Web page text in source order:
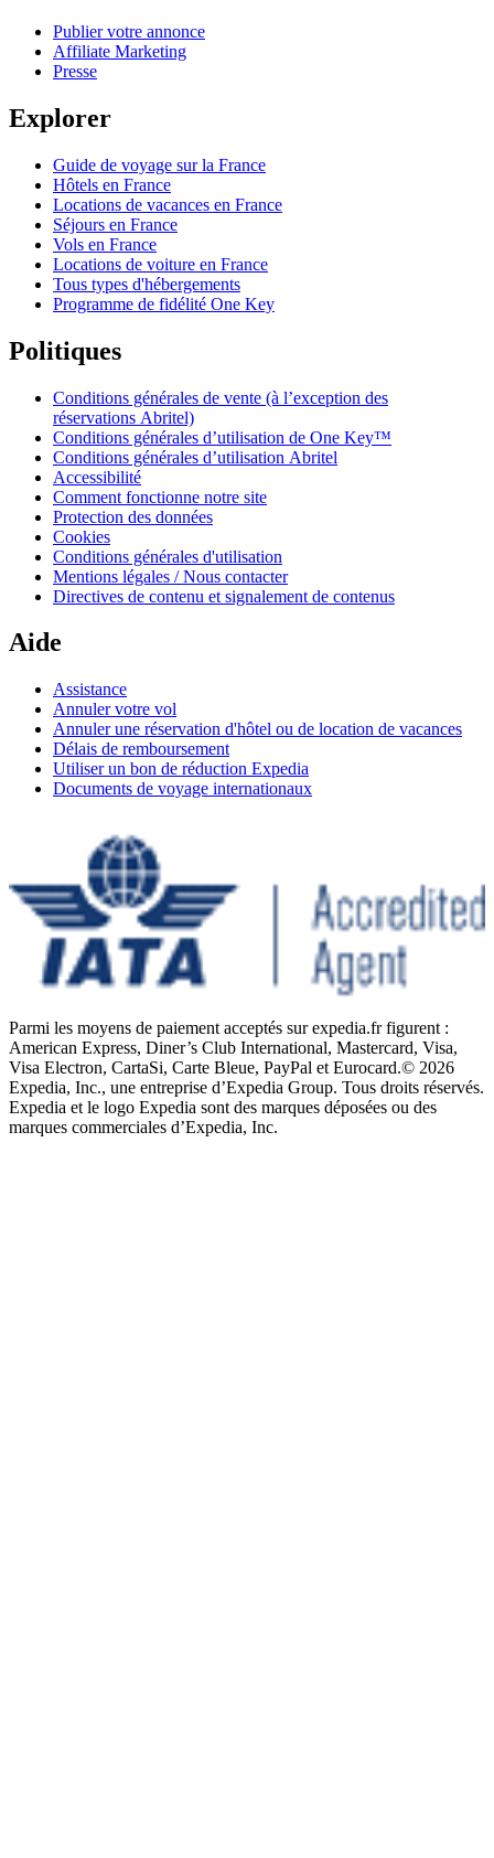
Publier votre annonce
Affiliate Marketing
Presse
Explorer
Guide de voyage sur la France
Hôtels en France
Locations de vacances en France
Séjours en France
Vols en France
Locations de voiture en France
Tous types d'hébergements
Programme de fidélité One Key
Politiques
Conditions générales de vente (à l’exception des
réservations Abritel)
Conditions générales d’utilisation de One Key™
Conditions générales d’utilisation Abritel
Accessibilité
Comment fonctionne notre site
Protection des données
Cookies
Conditions générales d'utilisation
Mentions légales / Nous contacter
Directives de contenu et signalement de contenus
Aide
Assistance
Annuler votre vol
Annuler une réservation d'hôtel ou de location de vacances
Délais de remboursement
Utiliser un bon de réduction Expedia
Documents de voyage internationaux
Parmi les moyens de paiement acceptés sur expedia.fr figurent :
American Express, Diner’s Club International, Mastercard, Visa,
Visa Electron, CartaSi, Carte Bleue, PayPal et Eurocard.© 2026
Expedia, Inc., une entreprise d’Expedia Group. Tous droits réservés.
Expedia et le logo Expedia sont des marques déposées ou des
marques commerciales d’Expedia, Inc.